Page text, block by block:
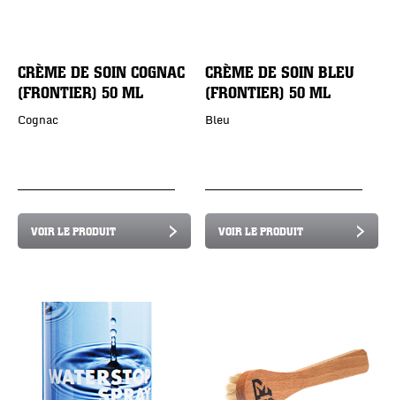
CRÈME DE SOIN COGNAC
(FRONTIER) 50 ML
Cognac
VOIR LE PRODUIT
CRÈME DE SOIN BLEU
(FRONTIER) 50 ML
Bleu
VOIR LE PRODUIT